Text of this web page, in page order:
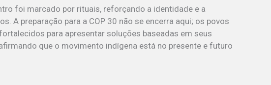
foi marcado por rituais, reforçando a identidade e a
A preparação para a COP 30 não se encerra aqui; os povos
para apresentar soluções baseadas em seus
que o movimento indígena está no presente e futuro